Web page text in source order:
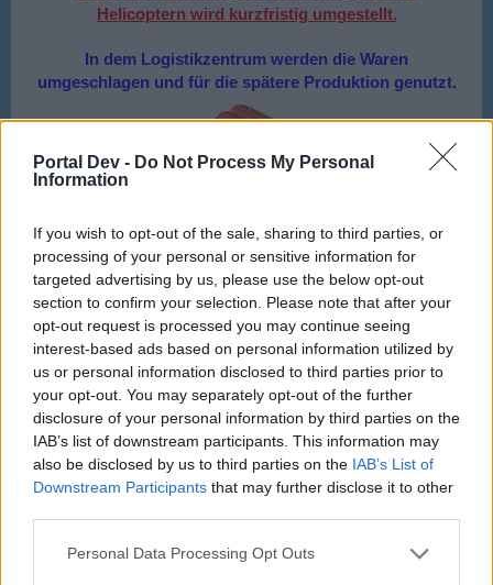
Portal Dev - Do Not Process My Personal
Information
If you wish to opt-out of the sale, sharing to third parties, or
processing of your personal or sensitive information for
targeted advertising by us, please use the below opt-out
section to confirm your selection. Please note that after your
opt-out request is processed you may continue seeing
interest-based ads based on personal information utilized by
us or personal information disclosed to third parties prior to
your opt-out. You may separately opt-out of the further
disclosure of your personal information by third parties on the
IAB’s list of downstream participants. This information may
also be disclosed by us to third parties on the IAB’s List of
Downstream Participants that may further disclose it to other
Personal Data Processing Opt Outs
Helicoptern wird kurzfristig umgestellt.
In dem Logistikzentrum werden die Waren
umgeschlagen und für die spätere Produktion genutzt.
Folgende Waren werden hergestellt:
Lebensmittel Schmuck Spielwaren Backwaren
-Level 8--Level 8--Level 8- -Level 8-
Tüftel-Level Montagehalle: 5
Level Recyclinghof: 10(9860 / 32.000)
Stand: 14.05.2026